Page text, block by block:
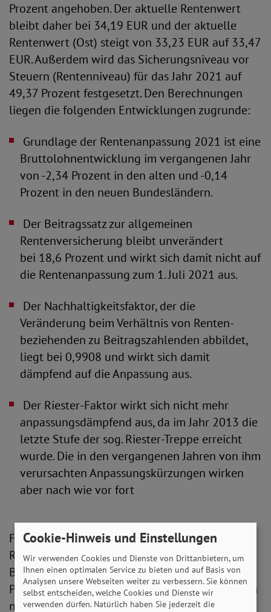
Prozent angehoben. Der aktuelle Rentenwert
bleibt daher bei 34,19 EUR und der aktuelle
Rentenwert (Ost) steigt von 33,23 EUR auf 33,47
EUR. Außerdem wird das Sicherungsniveau vor
Steuern (Rentenniveau) für das Jahr 2021 auf
49,37 Prozent festgesetzt. Den Berechnungen
liegen die folgenden Entwicklungen zugrunde:
 Grundlage der Rentenanpassung 2021 ist eine
Bruttolohnentwicklung im vergangenen Jahr
von -2,34 Prozent in den alten und -0,14
Prozent in den neuen Bundesländern.
 Der Beitragssatz zur allgemeinen
Rentenversicherung bleibt unverändert
bei 18,6 Prozent und wirkt sich damit nicht auf
die Rentenanpassung zum 1. Juli 2021 aus.
 Der Nachhaltigkeitsfaktor, der die
Veränderung beim Verhältnis von Renten-
beziehenden zu Beitragszahlenden abbildet,
liegt bei 0,9908 und wirkt sich damit
dämpfend auf die Anpassung aus.
 Der Riester-Faktor wirkt sich nicht mehr
anpassungsdämpfend aus, da im Jahr 2013 die
letzte Stufe der sog. Riester-Treppe erreicht
wurde. Die in den vergangenen Jahren von ihm
verursachten Anpassungskürzungen wirken
aber nach wie vor fort
Für das Jahr 2021 ergeben die dem
Referentenentwurf zugrundeliegenden
Berechnungen ein Rentenniveau von 49,37
Prozent. Die Niveauschutzklausel muss demnach
nicht zur Anwendung kommen.
Cookie-Hinweis und Einstellungen
Wir verwenden Cookies und Dienste von Drittanbietern, um
Ihnen einen optimalen Service zu bieten und auf Basis von
Analysen unsere Webseiten weiter zu verbessern. Sie können
selbst entscheiden, welche Cookies und Dienste wir
verwenden dürfen. Natürlich haben Sie jederzeit die